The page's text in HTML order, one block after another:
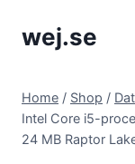
wej.se
Home / Shop /
Intel Core i5-
24 MB Raptor